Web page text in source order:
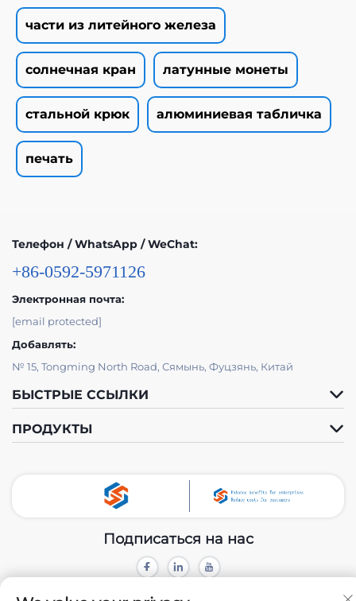
части из литейного железа
солнечная кран латунные монеты
стальной крюк алюминиевая табличка
печать
Телефон / WhatsApp / WeChat:
+86-0592-5971126
Электронная почта:
[email protected]
Добавлять:
№ 15, Tongming North Road, Сямынь, Фуцзянь, Китай
БЫСТРЫЕ ССЫЛКИ
ПРОДУКТЫ
Подписаться на нас
Авторское право © 2024 Xiamen Tongchengjianhui Industry & Trade